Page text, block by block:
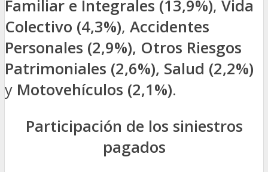
Familiar e Integrales (13,9%), Vida
Colectivo (4,3%), Accidentes
Personales (2,9%), Otros Riesgos
Patrimoniales (2,6%), Salud (2,2%)
y Motovehículos (2,1%).
Participación de los siniestros
pagados